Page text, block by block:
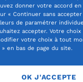
de
thématiques
Pourquoi avoir
donner votre accord
« Continuer sans accepter
de paramétrer
accepter. Votre choix
votre choix à tout
en bas de page du site.
OK J'ACCEPTE